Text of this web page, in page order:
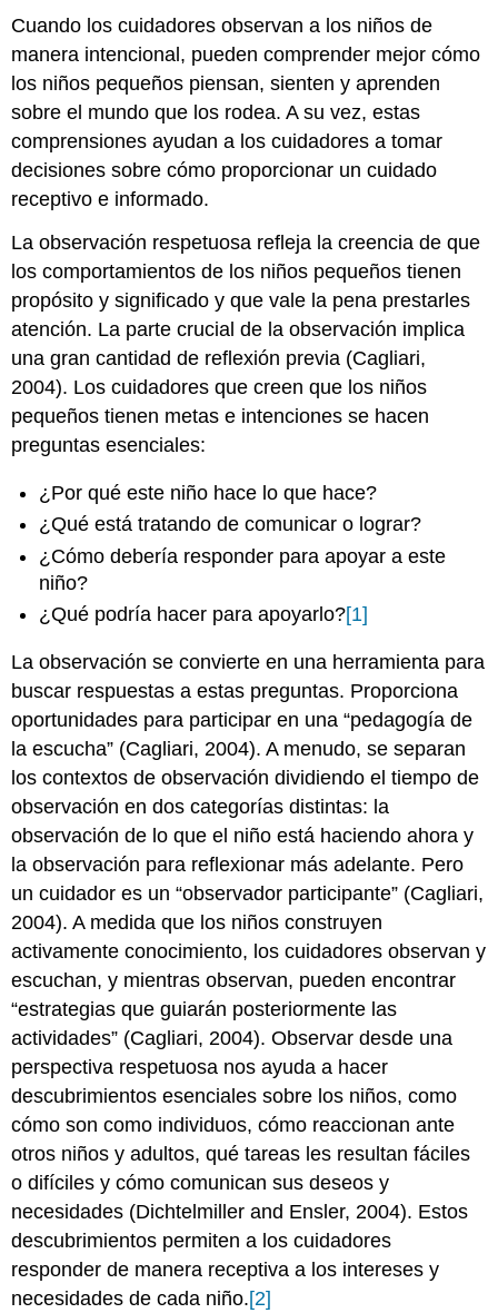
Cuando los cuidadores observan a los niños de
manera intencional, pueden comprender mejor cómo
los niños pequeños piensan, sienten y aprenden
sobre el mundo que los rodea. A su vez, estas
comprensiones ayudan a los cuidadores a tomar
decisiones sobre cómo proporcionar un cuidado
receptivo e informado.
La observación respetuosa refleja la creencia de que
los comportamientos de los niños pequeños tienen
propósito y significado y que vale la pena prestarles
atención. La parte crucial de la observación implica
una gran cantidad de reflexión previa (Cagliari,
2004). Los cuidadores que creen que los niños
pequeños tienen metas e intenciones se hacen
preguntas esenciales:
¿Por qué este niño hace lo que hace?
¿Qué está tratando de comunicar o lograr?
¿Cómo debería responder para apoyar a este
niño?
¿Qué podría hacer para apoyarlo?[1]
La observación se convierte en una herramienta para
buscar respuestas a estas preguntas. Proporciona
oportunidades para participar en una “pedagogía de
la escucha” (Cagliari, 2004). A menudo, se separan
los contextos de observación dividiendo el tiempo de
observación en dos categorías distintas: la
observación de lo que el niño está haciendo ahora y
la observación para reflexionar más adelante. Pero
un cuidador es un “observador participante” (Cagliari,
2004). A medida que los niños construyen
activamente conocimiento, los cuidadores observan y
escuchan, y mientras observan, pueden encontrar
“estrategias que guiarán posteriormente las
actividades” (Cagliari, 2004). Observar desde una
perspectiva respetuosa nos ayuda a hacer
descubrimientos esenciales sobre los niños, como
cómo son como individuos, cómo reaccionan ante
otros niños y adultos, qué tareas les resultan fáciles
o difíciles y cómo comunican sus deseos y
necesidades (Dichtelmiller and Ensler, 2004). Estos
descubrimientos permiten a los cuidadores
responder de manera receptiva a los intereses y
necesidades de cada niño.[2]